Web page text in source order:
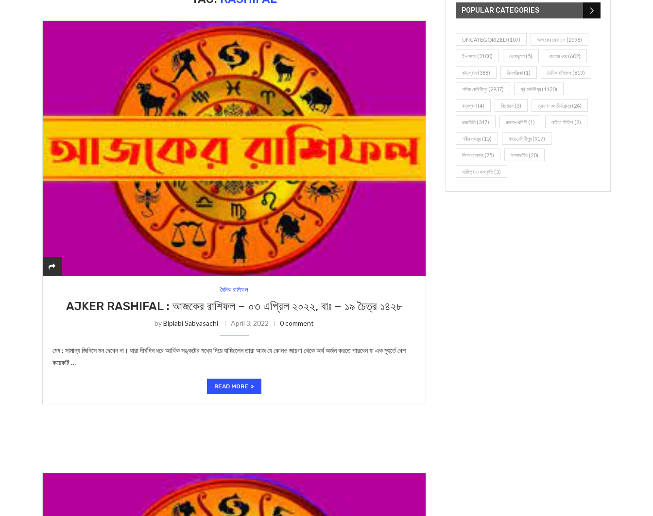
দৈনিক রাশিফল
AJKER RASHIFAL : আজকের রাশিফল – ০৩ এপ্রিল ২০২২, বাঃ – ১৯ চৈত্র ১৪২৮
byBiplabi Sabyasachi April 3, 2022 0 comment
মেষ : সামান্য জিনিসে মন দেবেন না। যারা দীর্ঘদিন ধরে আর্থিক সঙ্কটের মধ্যে দিয়ে যাচ্ছিলেন তারা আজ যে কোনও জায়গা থেকে অর্থ অর্জন করতে পারবেন যা এক মুহুর্তে বেশ
কয়েকটি …
READ MORE
POPULAR CATEGORIES
UNCATEGORIZED (107) আজকের সেরা ১০ (2598)
ই-পেপার (2100) খেলাধূলো (5) জেলার খবর (602)
ঝাড়গ্রাম (388) দিনপঞ্জিকা (1) দৈনিক রাশিফল (819)
পশ্চিম মেদিনীপুর (2937) পূর্ব মেদিনীপুর (1120)
বন্যপ্রাণ (4) বিনোদন (3) ভ্রমণ এবং তীর্থকেন্দ্র (24)
রাজনীতি(347) রান্না-রেসিপী (1) লাইফ স্টাইল (2)
শরীর স্বাস্থ্য (15) শহর মেদিনীপুর (917)
শিক্ষা ব্যবস্থা (75) সম্পাদকীয় (20)
সাহিত্য ও সংস্কৃতি(5)